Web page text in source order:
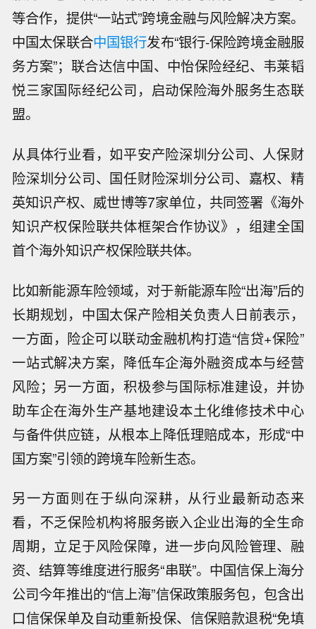
等合作，提供“一站式”跨境金融与风险解决方案。
中国太保联合中国银行发布“银行-保险跨境金融服
务方案”；联合达信中国、中怡保险经纪、韦莱韬
悦三家国际经纪公司，启动保险海外服务生态联
盟。
从具体行业看，如平安产险深圳分公司、人保财
险深圳分公司、国任财险深圳分公司、嘉权、精
英知识产权、威世博等7家单位，共同签署《海外
知识产权保险联共体框架合作协议》，组建全国
首个海外知识产权保险联共体。
比如新能源车险领域，对于新能源车险“出海”后的
长期规划，中国太保产险相关负责人日前表示，
一方面，险企可以联动金融机构打造“信贷+保险”
一站式解决方案，降低车企海外融资成本与经营
风险；另一方面，积极参与国际标准建设，并协
助车企在海外生产基地建设本土化维修技术中心
与备件供应链，从根本上降低理赔成本，形成“中
国方案”引领的跨境车险新生态。
另一方面则在于纵向深耕，从行业最新动态来
看，不乏保险机构将服务嵌入企业出海的全生命
周期，立足于风险保障，进一步向风险管理、融
资、结算等维度进行服务“串联”。中国信保上海分
公司今年推出的“信上海”信保政策服务包，包含出
口信保保单及自动重新投保、信保赔款退税“免填